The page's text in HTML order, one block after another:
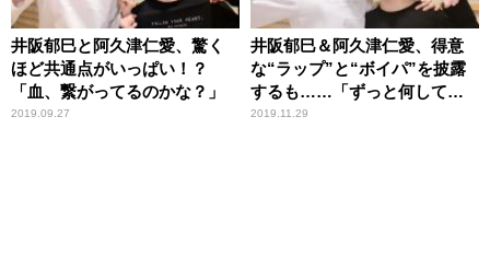
井阪郁巳と阿久津仁愛、驚く
ほど共通点がいっぱい！？
「血、繋がってるのかな？」
2019.09.27
井阪郁巳＆阿久津仁愛、得意
な“ラップ”と“ボイパ”を披露
するも……「ずっと何してる
の俺ら！？」
2019.11.29